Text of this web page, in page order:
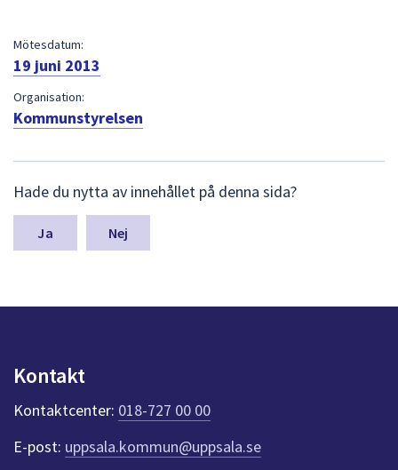
Mötesdatum:
19 juni 2013
Organisation:
Kommunstyrelsen
ä
m
a
n
k
t
e
r
f
Hade du nytta av innehållet på denna sida?
Nej
Kontakt
Kontaktcenter: 018-727 00 00
E-post: uppsala.kommun@uppsala.se